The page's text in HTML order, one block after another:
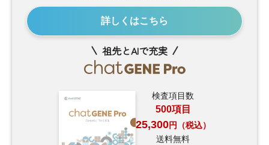
詳しくはこちら
祖先とAIで充実
検査項目数
500項目
25,300円（税込）
送料無料